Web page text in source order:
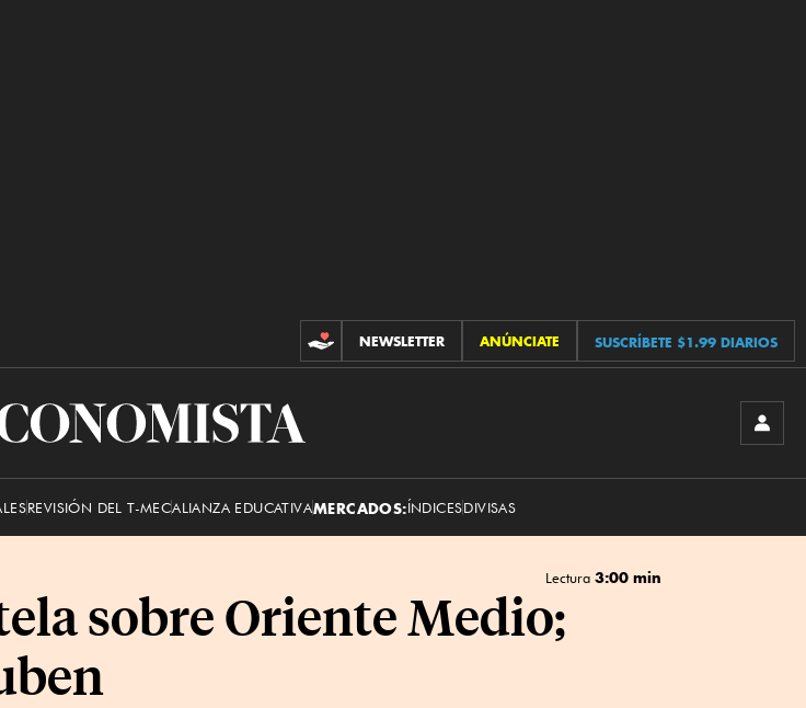
CONTRIBUCIONES
NEWSLETTER ANÚNCIATE SUSCRÍBETE $1.99 DIARIOS
El
REVISIÓN DEL T-MECALIANZA EDUCATIVAMERCADOS:ÍNDICESDIVISAS
Lectura 3:00 min
sobre Oriente Medio;